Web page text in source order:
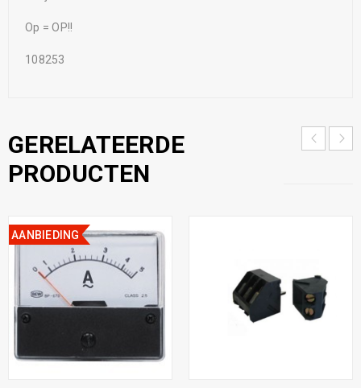
Op = OP!!
108253
GERELATEERDE
PRODUCTEN
AANBIEDING